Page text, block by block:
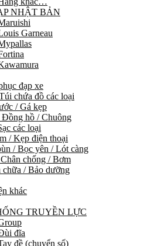
NHẬT BẢN
Garneau
đạp xe
chứa đồ các loại
/ Gá kẹp
hồ / Chuông
các loại
/ Kẹp điện thoại
/ Bọc yên / Lót càng
chống / Bơm
chữa / Bảo dưỡng
khác
TRUYỀN LỰC
đĩa
đề (chuyển số)